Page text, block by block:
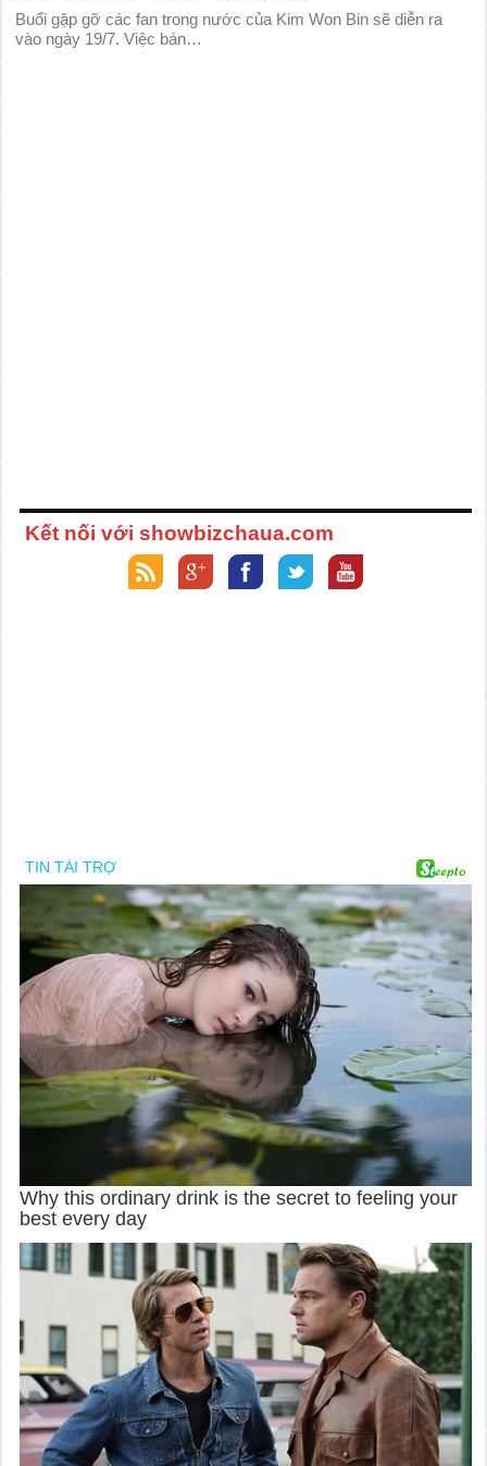
Buổi gặp gỡ các fan trong nước của Kim Won Bin sẽ diễn ra
vào ngày 19/7. Việc bán…
Kết nối với showbizchaua.com